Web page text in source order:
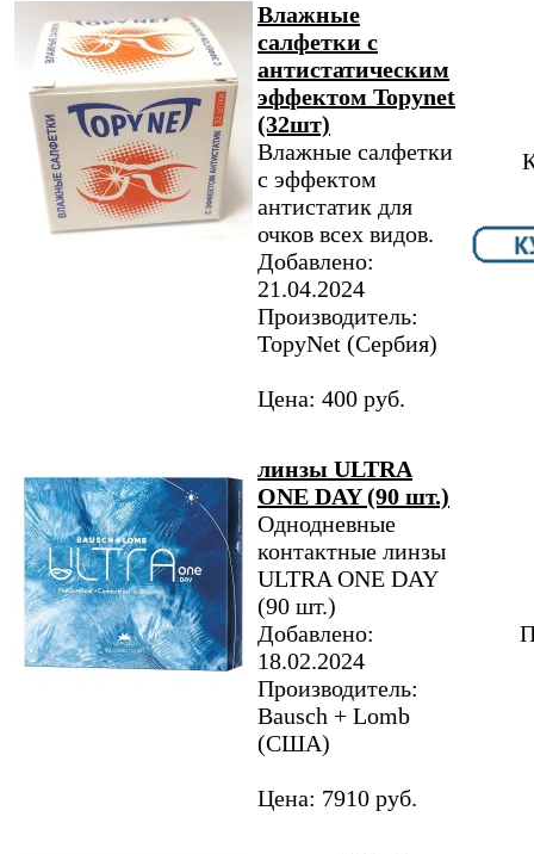
Влажные
салфетки с
антистатическим
эффектом Topynet
(32шт)
Влажные салфетки
с эффектом
антистатик для
очков всех видов.
Добавлено:
21.04.2024
Производитель:
TopyNet​ (Сербия)
Цена: 400 руб.
линзы ULTRA
ONE DAY (90 шт.)
Однодневные
контактные линзы
ULTRA ONE DAY
(90 шт.)
Добавлено:
18.02.2024
Производитель:
Bausch + Lomb
(США)
Цена: 7910 руб.